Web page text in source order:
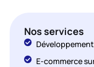
Nos services
E-commerce